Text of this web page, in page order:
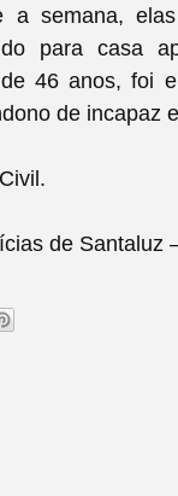
a semana,
para casa
46 anos, foi
de incapaz
de Santaluz